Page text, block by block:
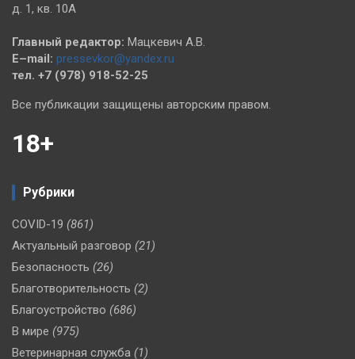
д. 1, кв. 10А
Главный редактор: Мацкевич А.В.
E–mail: pressevkor@yandex.ru
тел. +7 (978) 918-52-25
Все публикации защищены авторским правом.
18+
Рубрики
COVID-19 (861)
Актуальный разговор (21)
Безопасность (26)
Благотворительность (2)
Благоустройство (686)
В мире (975)
Ветеринарная служба (1)